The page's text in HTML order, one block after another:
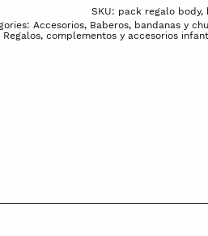
SKU: pack regalo
Accesorios, Baberos, bandanas y
Regalos, complementos y accesorios